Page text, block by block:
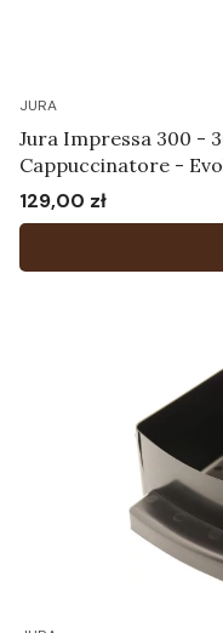
JURA
Jura Impressa 300 -
Cappuccinatore -
Ultra - X30 - X70 -
Cena
129,00 zł